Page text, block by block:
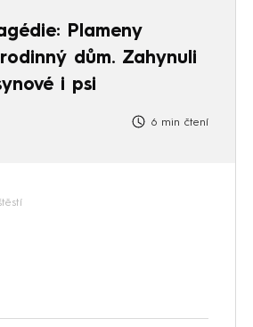
Plameny
dům. Zahynuli
i psi
6 min čtení